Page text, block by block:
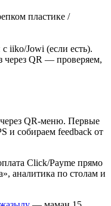
пластике /
iiko/Jowi (если есть).
через QR — проверяем,
QR-меню. Первые
и собираем feedback от
Click/Payme прямо
аналитика по столам и